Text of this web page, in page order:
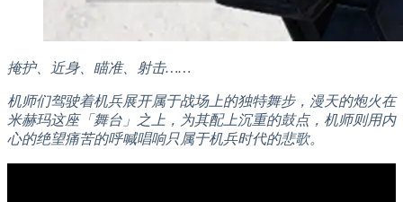
掩护、近身、瞄准、射击……
机师们驾驶着机兵展开属于战场上的独特舞步，漫天的炮火在
米赫玛这座「舞台」之上，为其配上沉重的鼓点，机师则用内
心的绝望痛苦的呼喊唱响只属于机兵时代的悲歌。